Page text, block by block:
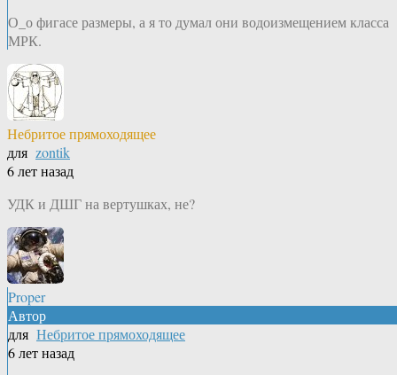
О_о фигасе размеры, а я то думал они водоизмещением класса
МРК.
Небритое прямоходящее
для zontik
6 лет назад
УДК и ДШГ на вертушках, не?
Proper
Автор
для Небритое прямоходящее
6 лет назад